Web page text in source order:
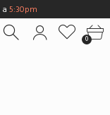
a 5:30pm
5:00pm
0